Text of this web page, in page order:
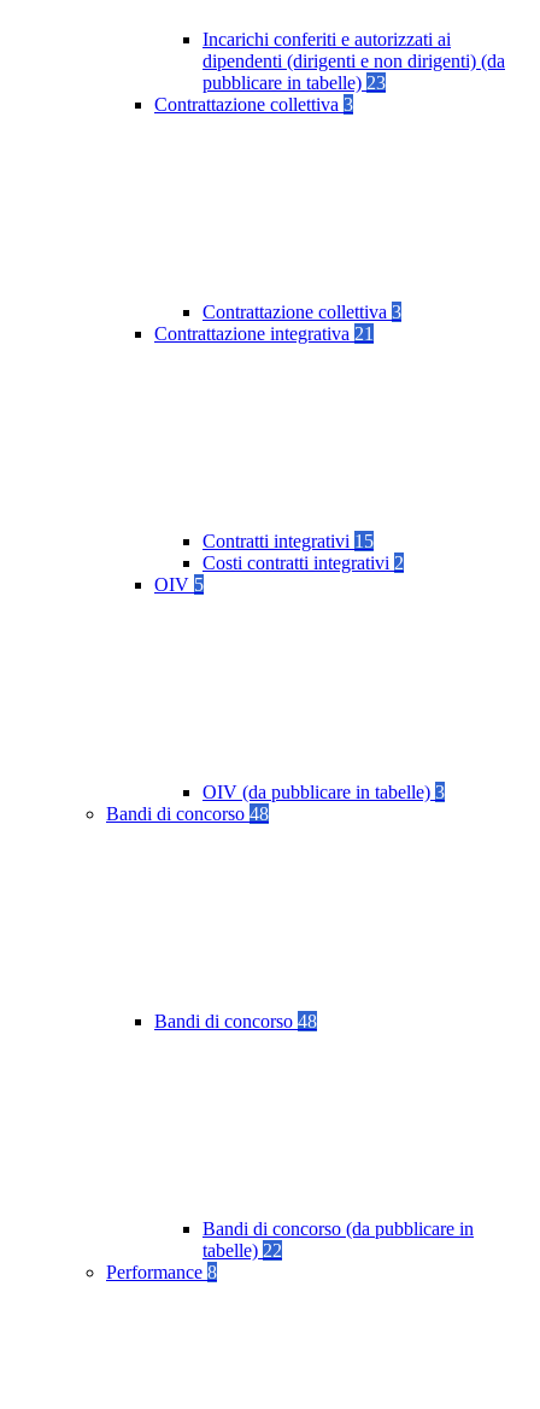
Incarichi conferiti e autorizzati ai
dipendenti (dirigenti e non dirigenti) (da
pubblicare in tabelle) 23
Contrattazione collettiva 3
Contrattazione collettiva 3
Contrattazione integrativa 21
Contratti integrativi 15
Costi contratti integrativi 2
OIV 5
OIV (da pubblicare in tabelle) 3
Bandi di concorso 48
Bandi di concorso 48
Bandi di concorso (da pubblicare in
tabelle) 22
Performance 8